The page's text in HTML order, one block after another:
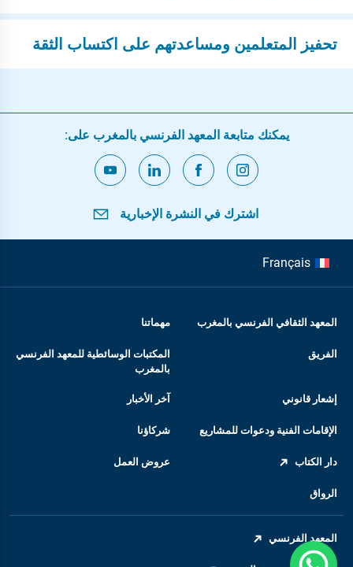
تحفيز المتعلمين ومساعدتهم على اكتساب الثقة
يمكنك متابعة المعهد الفرنسي بالمغرب على:
اشترك في النشرة الإخبارية
Français
المعهد الثقافي الفرنسي بالمغرب مهماتنا
الفريق
المكتبات الوسائطية للمعهد الفرنسي
بالمغرب
إشعار قانوني آخر الأخبار
الإقامات الفنية ودعوات للمشاريع شركاؤنا
دار الكتاب عروض العمل
الرواق
المعهد الفرنسي